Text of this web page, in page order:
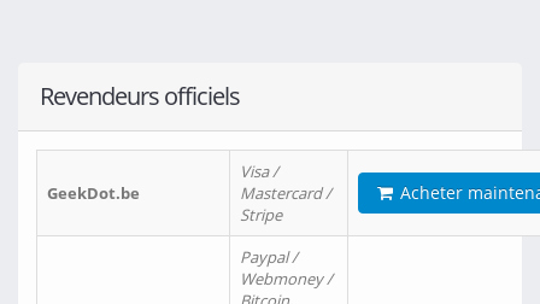
Revendeurs officiels
GeekDot.be
Visa /
Mastercard /
Stripe
Acheter
Paypal /
Webmoney /